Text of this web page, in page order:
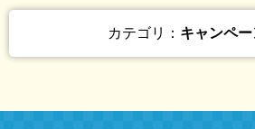
カテゴリ： キャンペー